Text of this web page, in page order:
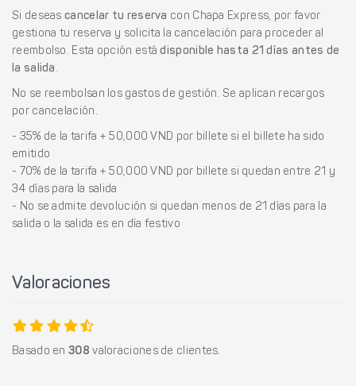
Si deseas cancelar tu reserva con Chapa Express, por favor
gestiona tu reserva y solicita la cancelación para proceder al
reembolso. Esta opción estádisponible hasta 21 días antes de
la salida .
No se reembolsan los gastos de gestión. Se aplican recargos
por cancelación.
- 35% de la tarifa + 50,000 VND por billete si el billete ha sido
emitido
- 70% de la tarifa + 50,000 VND por billete si quedan entre 21 y
34 días para la salida
- No se admite devolución si quedan menos de 21 días para la
salida o la salida es en día festivo
Valoraciones
Basado en 308 valoraciones de clientes.